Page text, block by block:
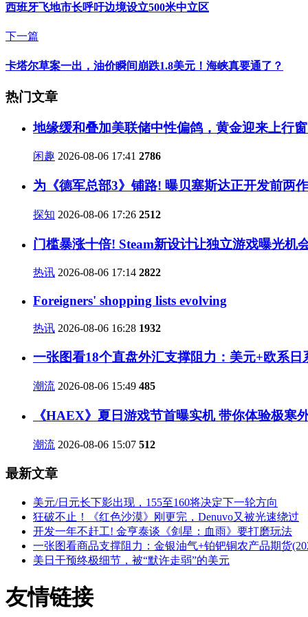
西班牙飞地市长呼吁边境设立500米中立区
下一篇
卡塔尔草案一出，油价瞬间崩跌1.8美元！海峡真要通了？
热门文章
地缘缓和叠加美联储中性偏鸽，黄金迎来上行
闲趣 2026-08-06 17:41 2786
为《德军总部3》铺路! 曝贝塞斯达正开发前两
探知 2026-08-06 17:26 2512
门槛暴涨十倍! Steam新设计让独立游戏曝光机
热讯 2026-08-06 17:14 2822
Foreigners' shopping lists evolving
热讯 2026-08-06 16:28 1932
一张图看18个直盘外汇支撑阻力：美元+欧系
潮流 2026-08-06 15:49 485
《HAEX》夏日游戏节首曝实机 带你体验极寒
潮流 2026-08-06 15:07 512
最新文章
美元/日元长下影出现，155至160将决定下一轮方向
狂破不止！《红色沙漠》刚更完，Denuvo又被光速绕过
开发一年不赶工! 金亨泰谈《剑星：血雨》要打磨玩法
一张图看商品支撑阻力：金银油气+铂钯铜农产品期货
美日干预终极细节，被“默许走弱”的美元
友情链接